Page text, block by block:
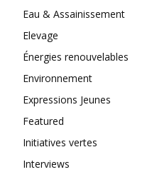
Eau & Assainissement
Elevage
Énergies renouvelables
Environnement
Expressions Jeunes
Featured
Initiatives vertes
Interviews